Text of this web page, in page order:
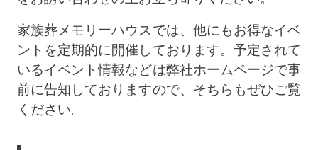
家族葬メモリーハウスでは、他にもお得なイベ
ントを定期的に開催しております。予定されて
いるイベント情報などは弊社ホームページで事
前に告知しておりますので、そちらもぜひご覧
ください。